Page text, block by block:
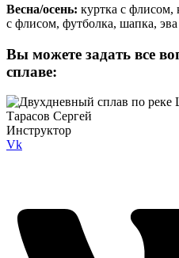
Весна/осень: куртка с флисом,
с флисом, футболка, шапка, эва
Вы можете задать все
сплаве:
Тарасов Сергей
Инструктор
Vk